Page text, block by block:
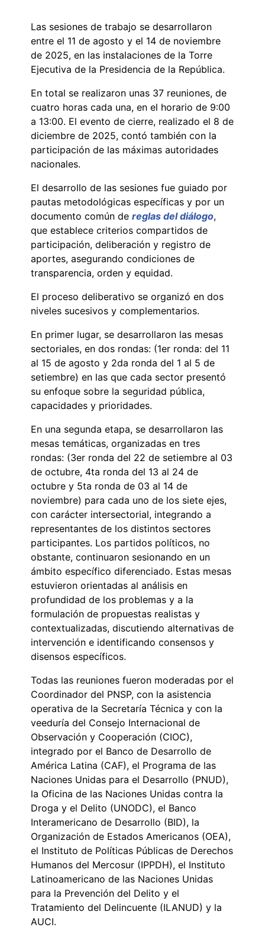
Las sesiones de trabajo se desarrollaron
entre el 11 de agosto y el 14 de noviembre
de 2025, en las instalaciones de la Torre
Ejecutiva de la Presidencia de la República.
En total se realizaron unas 37 reuniones, de
cuatro horas cada una, en el horario de 9:00
a 13:00. El evento de cierre, realizado el 8 de
diciembre de 2025, contó también con la
participación de las máximas autoridades
nacionales.
El desarrollo de las sesiones fue guiado por
pautas metodológicas específicas y por un
documento común de reglas del diálogo,
que establece criterios compartidos de
participación, deliberación y registro de
aportes, asegurando condiciones de
transparencia, orden y equidad.
El proceso deliberativo se organizó en dos
niveles sucesivos y complementarios.
En primer lugar, se desarrollaron las mesas
sectoriales, en dos rondas: (1er ronda: del 11
al 15 de agosto y 2da ronda del 1 al 5 de
setiembre) en las que cada sector presentó
su enfoque sobre la seguridad pública,
capacidades y prioridades.
En una segunda etapa, se desarrollaron las
mesas temáticas, organizadas en tres
rondas: (3er ronda del 22 de setiembre al 03
de octubre, 4ta ronda del 13 al 24 de
octubre y 5ta ronda de 03 al 14 de
noviembre) para cada uno de los siete ejes,
con carácter intersectorial, integrando a
representantes de los distintos sectores
participantes. Los partidos políticos, no
obstante, continuaron sesionando en un
ámbito específico diferenciado. Estas mesas
estuvieron orientadas al análisis en
profundidad de los problemas y a la
formulación de propuestas realistas y
contextualizadas, discutiendo alternativas de
intervención e identificando consensos y
disensos específicos.
Todas las reuniones fueron moderadas por el
Coordinador del PNSP, con la asistencia
operativa de la Secretaría Técnica y con la
veeduría del Consejo Internacional de
Observación y Cooperación (CIOC),
integrado por el Banco de Desarrollo de
América Latina (CAF), el Programa de las
Naciones Unidas para el Desarrollo (PNUD),
la Oficina de las Naciones Unidas contra la
Droga y el Delito (UNODC), el Banco
Interamericano de Desarrollo (BID), la
Organización de Estados Americanos (OEA),
el Instituto de Políticas Públicas de Derechos
Humanos del Mercosur (IPPDH), el Instituto
Latinoamericano de las Naciones Unidas
para la Prevención del Delito y el
Tratamiento del Delincuente (ILANUD) y la
AUCI.